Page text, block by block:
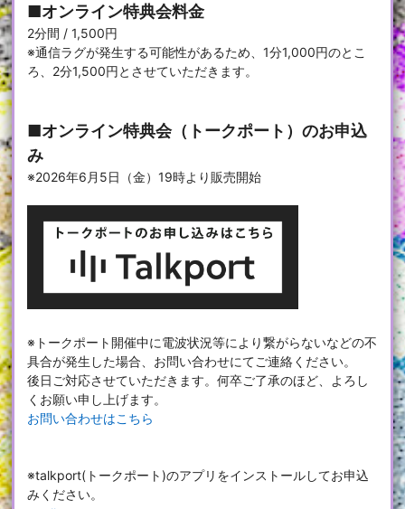
■オンライン特典会料金
2分間 / 1,500円
※通信ラグが発生する可能性があるため、1分1,000円のとこ
ろ、2分1,500円とさせていただきます。
■オンライン特典会（トークポート）のお申込
み
※2026年6月5日（金）19時より販売開始
※トークポート開催中に電波状況等により繋がらないなどの不
具合が発生した場合、お問い合わせにてご連絡ください。
後日ご対応させていただきます。何卒ご了承のほど、よろし
くお願い申し上げます。
お問い合わせはこちら
※talkport(トークポート)のアプリをインストールしてお申込
みください。